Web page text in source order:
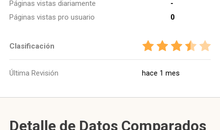
Páginas vistas diariamente
-
Páginas vistas pro usuario
0
Clasificación
Última Revisión hace 1 mes
Detalle de Datos Comparados